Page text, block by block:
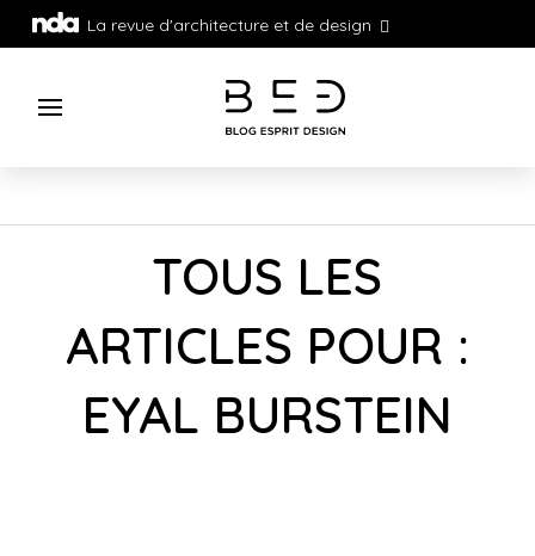
La revue d'architecture et de design
TOUS LES
ARTICLES POUR :
EYAL BURSTEIN